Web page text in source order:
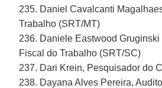
235. Daniel Cavalcanti
Trabalho (SRT/MT)
236. Daniele Eastwood
Fiscal do Trabalho (SRT/SC)
237. Dari Krein, Pesquisador do
238. Dayana Alves Pereira,